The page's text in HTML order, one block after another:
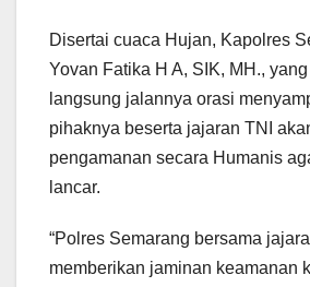
Disertai cuaca Hujan, Kapolres
Yovan Fatika H A, SIK, MH.,
langsung jalannya orasi
pihaknya beserta jajaran TNI
pengamanan secara Humanis
lancar.
“Polres Semarang bersama
memberikan jaminan keamanan